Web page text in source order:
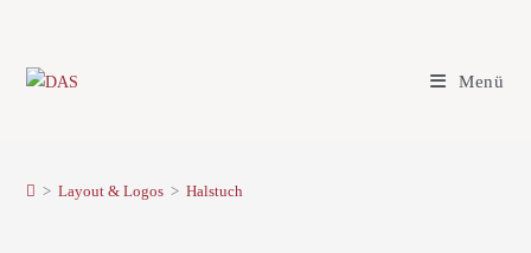
Menü
> Layout & Logos > Halstuch